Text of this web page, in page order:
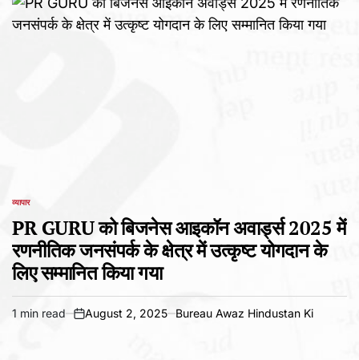
POSTED
व्यापार
PR GURU को बिजनेस आइकॉन अवार्ड्स 2025 में
रणनीतिक जनसंपर्क के क्षेत्र में उत्कृष्ट योगदान के
लिए सम्मानित किया गया
Estimated
1 min read
on
August 2, 2025 Bureau Awaz Hindustan Ki